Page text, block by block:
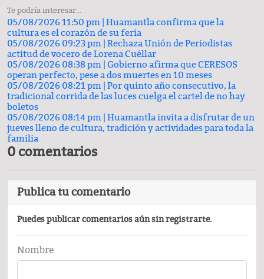
Te podría interesar...
05/08/2026 11:50 pm | Huamantla confirma que la
cultura es el corazón de su feria
05/08/2026 09:23 pm | Rechaza Unión de Periodistas
actitud de vocero de Lorena Cuéllar
05/08/2026 08:38 pm | Gobierno afirma que CERESOS
operan perfecto, pese a dos muertes en 10 meses
05/08/2026 08:21 pm | Por quinto año consecutivo, la
tradicional corrida de las luces cuelga el cartel de no hay
boletos
05/08/2026 08:14 pm | Huamantla invita a disfrutar de un
jueves lleno de cultura, tradición y actividades para toda la
familia
0 comentarios
Publica tu comentario
Puedes publicar comentarios aún sin registrarte.
Nombre